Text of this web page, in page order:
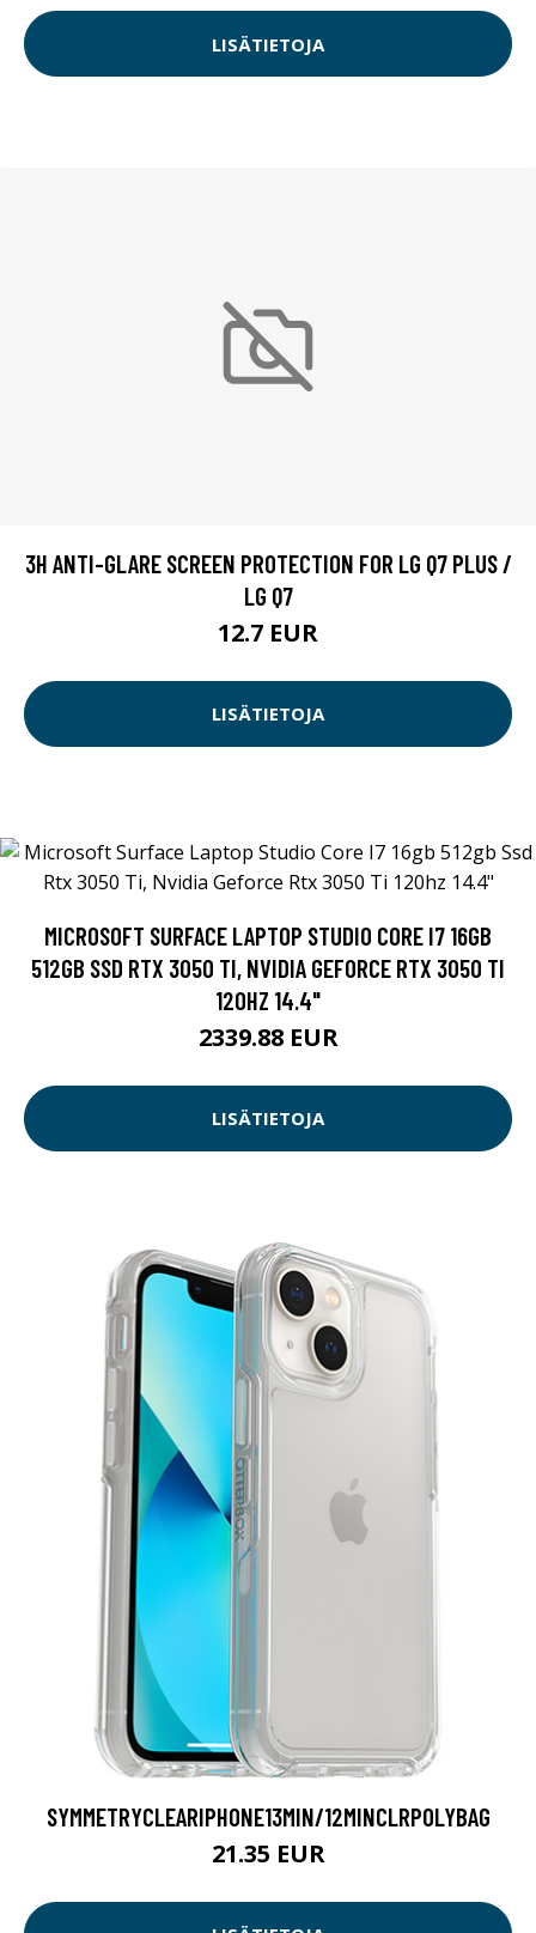
LISÄTIETOJA
3H ANTI-GLARE SCREEN PROTECTION FOR LG Q7 PLUS /
LG Q7
12.7 EUR
LISÄTIETOJA
MICROSOFT SURFACE LAPTOP STUDIO CORE I7 16GB
512GB SSD RTX 3050 TI, NVIDIA GEFORCE RTX 3050 TI
120HZ 14.4"
2339.88 EUR
LISÄTIETOJA
SYMMETRYCLEARIPHONE13MIN/12MINCLRPOLYBAG
21.35 EUR